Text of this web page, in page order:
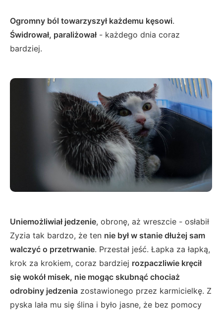
Ogromny ból towarzyszył każdemu kęsowi.
Świdrował, paraliżował- każdego dnia coraz
bardziej.
Uniemożliwiał jedzenie, obronę, aż wreszcie - osłabił
Zyzia tak bardzo, że ten nie był w stanie dłużej sam
walczyć o przetrwanie. Przestał jeść. Łapka za łapką,
krok za krokiem, coraz bardziej rozpaczliwie kręcił
się wokół misek, nie mogąc skubnąć chociaż
odrobiny jedzenia zostawionego przez karmicielkę. Z
pyska lała mu się ślina i było jasne, że bez pomocy